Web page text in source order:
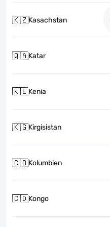
🇰🇿Kasachstan
🇶🇦Katar
🇰🇪Kenia
🇰🇬Kirgisistan
🇨🇴Kolumbien
🇨🇩Kongo